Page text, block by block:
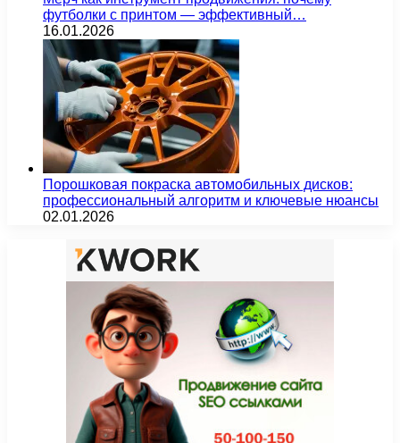
футболки с принтом — эффективный…
16.01.2026
Порошковая покраска автомобильных дисков:
профессиональный алгоритм и ключевые нюансы
02.01.2026